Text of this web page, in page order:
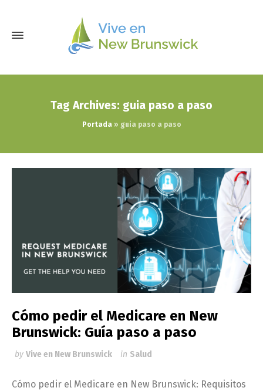
Tag Archives: guia paso a paso
Portada» guia paso a paso
Cómo pedir el Medicare en New
Brunswick: Guía paso a paso
by Vive en New Brunswick in Salud
Cómo pedir el Medicare en New Brunswick: Requisitos